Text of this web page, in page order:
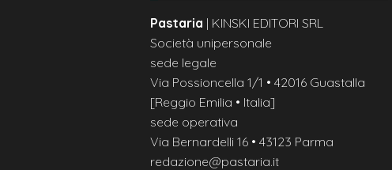
Pastaria | KINSKI EDITORI SRL
Società unipersonale
sede legale
Via Possioncella 1/1 • 42016 Guastalla
[Reggio Emilia • Italia]
sede operativa
Via Bernardelli 16 • 43123 Parma
redazione@pastaria.it